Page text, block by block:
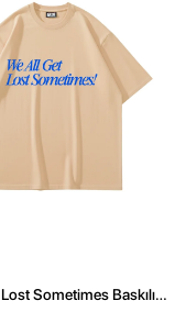
Sometimes Baskılı